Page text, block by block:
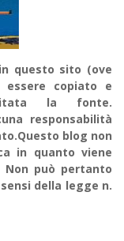
questo sito (ove
copiato e
la fonte.
responsabilità
blog non
in quanto viene
Non può pertanto
della legge n.